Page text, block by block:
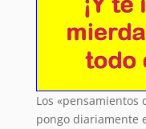
Los «pensamientos
pongo diariamente